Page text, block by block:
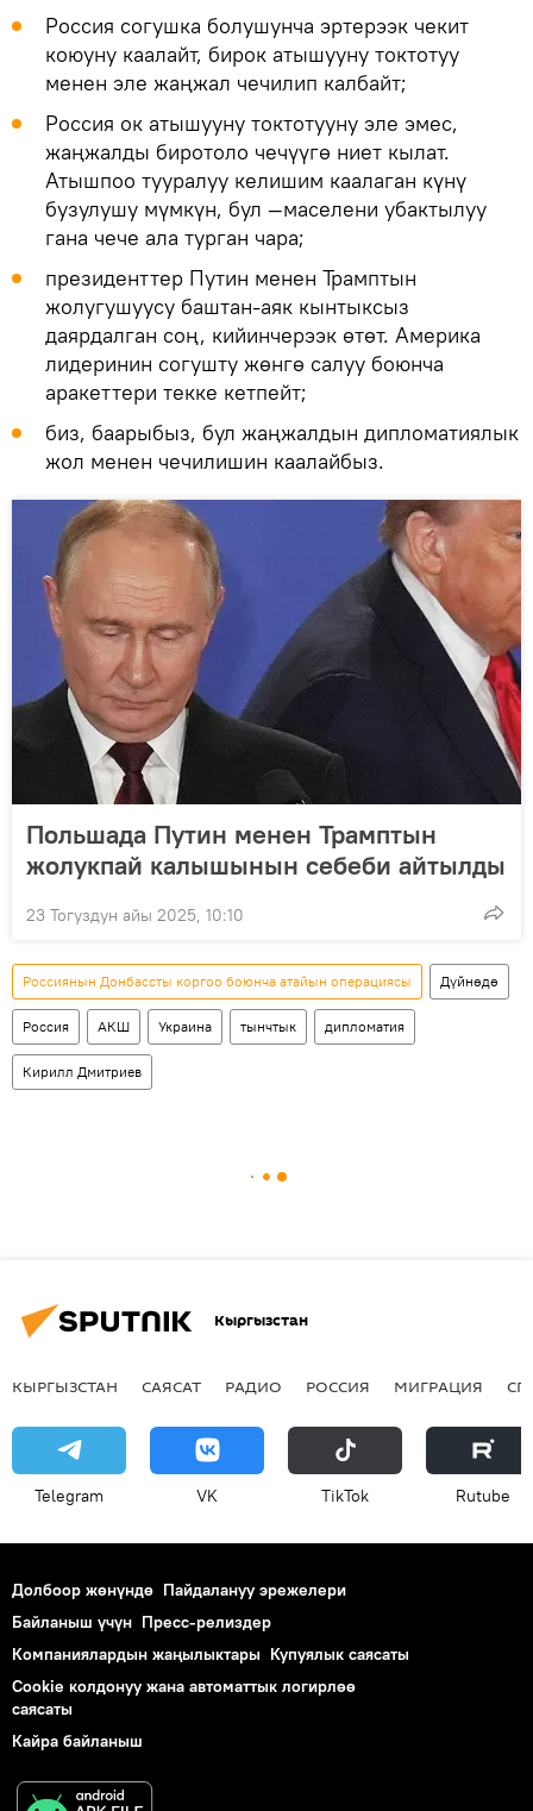
Россия согушка болушунча эртерээк чекит
коюуну каалайт, бирок атышууну токтотуу
менен эле жаңжал чечилип калбайт;
Россия ок атышууну токтотууну эле эмес,
жаңжалды биротоло чечүүгө ниет кылат.
Атышпоо тууралуу келишим каалаган күнү
бузулушу мүмкүн, бул —маселени убактылуу
гана чече ала турган чара;
президенттер Путин менен Трамптын
жолугушуусу баштан-аяк кынтыксыз
даярдалган соң, кийинчерээк өтөт. Америка
лидеринин согушту жөнгө салуу боюнча
аракеттери текке кетпейт;
биз, баарыбыз, бул жаңжалдын дипломатиялык
жол менен чечилишин каалайбыз.
Польшада Путин менен Трамптын
жолукпай калышынын себеби айтылды
23 Тогуздун айы 2025, 10:10
Россиянын Донбассты коргоо боюнча атайын операциясы Дүйнөдө
Россия АКШ Украина тынчтык дипломатия
Кирилл Дмитриев
Кыргызстан
КЫРГЫЗСТАН САЯСАТ РАДИО РОССИЯ МИГРАЦИЯ
Telegram VK ТikТоk Rutube
Долбоор жөнүндө Пайдалануу эрежелери
Байланыш үчүн Пресс-релиздер
Компаниялардын жаңылыктары Купуялык саясаты
Cookie колдонуу жана автоматтык логирлөө
саясаты
Кайра байланыш